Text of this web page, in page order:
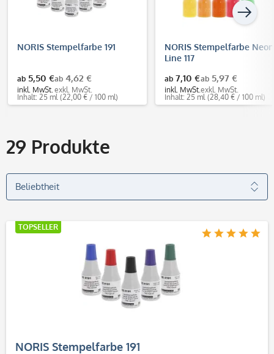
NORIS Stempelfarbe 191
ab 5,50 €
inkl. MwSt.
ab 4,62 €
exkl. MwSt.
Inhalt: 25 ml (22,00 € / 100 ml)
NORIS Stempelfarbe Neon
Line 117
ab 7,10 €
inkl. MwSt.
ab 5,97 €
exkl. MwSt.
Inhalt: 25 ml (28,40 € / 100 ml)
29 Produkte
TOPSELLER
NORIS Stempelfarbe 191